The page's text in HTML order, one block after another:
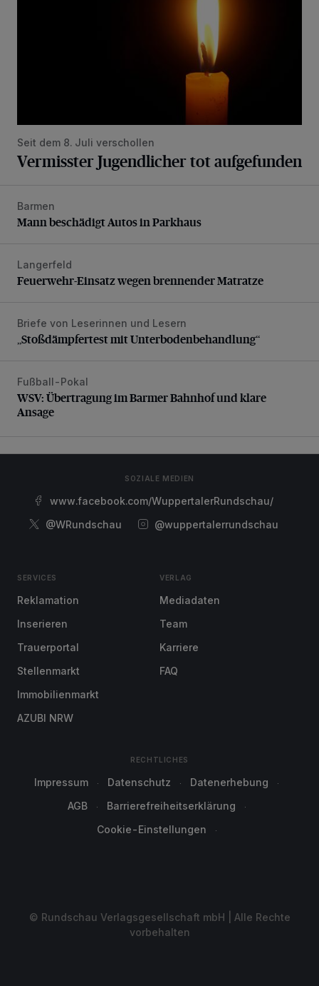
Seit dem 8. Juli verschollen
Vermisster Jugendlicher tot aufgefunden
Mann beschädigt Autos in Parkhaus
Barmen
Mann beschädigt Autos in Parkhaus
Feuerwehr-Einsatz wegen brennender Matratze
Langerfeld
Feuerwehr-Einsatz wegen brennender Matratze
„Stoßdämpfertest mit Unterbodenbehandlung“
Briefe von Leserinnen und Lesern
„Stoßdämpfertest mit Unterbodenbehandlung“
WSV: Übertragung im Barmer Bahnhof und klare Ansage
Fußball-Pokal
WSV: Übertragung im Barmer Bahnhof und klare
Ansage
SOZIALE MEDIEN
www.facebook.com/WuppertalerRundschau/
@WRundschau
@wuppertalerrundschau
SERVICES
Reklamation
Inserieren
Trauerportal
Stellenmarkt
Immobilienmarkt
AZUBI NRW
VERLAG
Mediadaten
Team
Karriere
FAQ
RECHTLICHES
Impressum Datenschutz
Datenerhebung
AGB
Barrierefreiheitserklärung
Cookie-Einstellungen
© Rundschau Verlagsgesellschaft mbH | Alle Rechte
vorbehalten